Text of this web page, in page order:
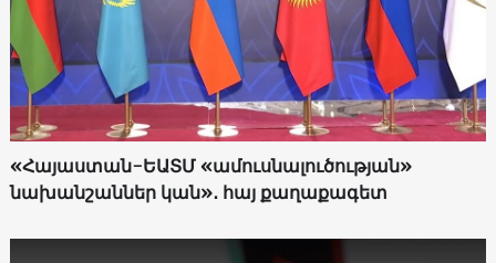
«Հայաստան-ԵԱՏՄ «ամուսնալուծության»
նախանշաններ կան»․ հայ քաղաքագետ